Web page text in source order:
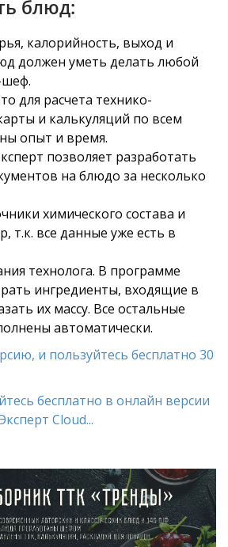
блюд:
калорийность, выход и
должен уметь делать любой
для расчета технико-
и калькуляций по всем
опыт и время.
позволяет разработать
на блюдо за несколько
химического состава и
т.к. все данные уже есть в
технолога. В программе
ингредиенты, входящие в
их массу. Все остальные
автоматически.
и пользуйтесь бесплатно 30
бесплатно в онлайн версии
Cloud...